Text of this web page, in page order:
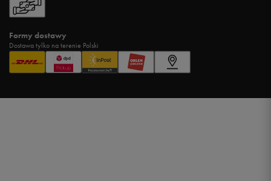
Formy dostawy
Dostawa tylko na terenie Polski